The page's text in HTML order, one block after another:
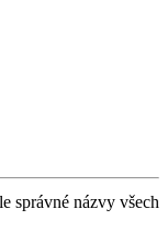
správné názvy všech